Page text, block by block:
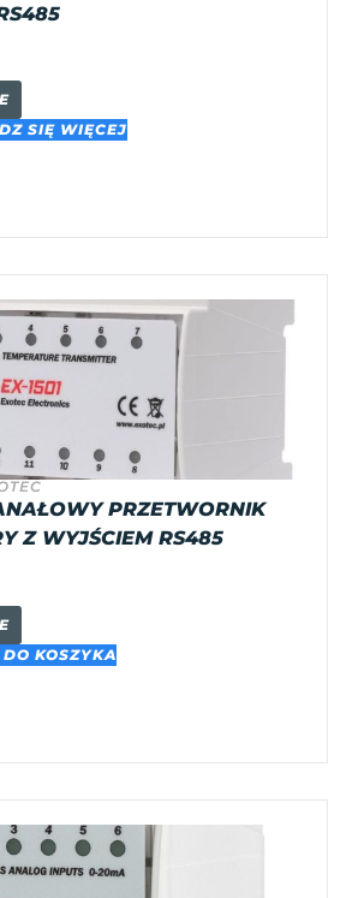
SIĘ WIĘCEJ
PRZETWORNIK
Z WYJŚCIEM RS485
KOSZYKA